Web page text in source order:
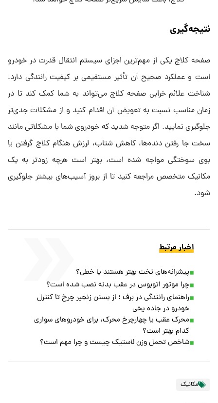
نتیجه‌گیری
صفحه کلاچ یکی از مهم‌ترین اجزای سیستم انتقال قدرت در خودرو
است و عملکرد صحیح آن تأثیر مستقیمی بر کیفیت رانندگی دارد.
شناخت علائم خرابی صفحه کلاچ می‌تواند به شما کمک کند تا در
زمان مناسب نسبت به تعویض آن اقدام کنید و از مشکلات جدی‌تر
جلوگیری نمایید. اگر متوجه شدید که خودروی شما با مشکلاتی مانند
سخت جا رفتن دنده‌ها، کاهش شتاب، لرزش هنگام کلاچ گرفتن یا
بوی سوختگی مواجه شده است، بهتر است هرچه زودتر به یک
مکانیک متخصص مراجعه کنید تا از بروز آسیب‌های بیشتر جلوگیری
شود.
اخبار مرتبط
پیشرانه‌های تخت بهتر هستند یا خطی؟
چرا موتور اتوبوس در عقب بدنه نصب شده است؟
راهنمای رانندگی در برف ؛ از بستن زنجیر چرخ تا کنترل
خودرو در جاده یخی
محرک عقب یا چهارچرخ محرک، برای خودروهای سواری
کدام بهتر است؟
شاخص تحمل وزن لاستیک چیست و چرا مهم است؟
مکانیک